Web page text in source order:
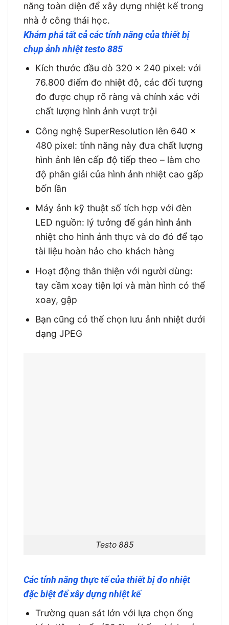
năng toàn diện để xây dựng nhiệt kế trong
nhà ở công thái học.
Khám phá tất cả các tính năng của thiết bị
chụp ảnh nhiệt testo 885
Kích thước đầu dò 320 x 240 pixel: với
76.800 điểm đo nhiệt độ, các đối tượng
đo được chụp rõ ràng và chính xác với
chất lượng hình ảnh vượt trội
Công nghệ SuperResolution lên 640 x
480 pixel: tính năng này đưa chất lượng
hình ảnh lên cấp độ tiếp theo – làm cho
độ phân giải của hình ảnh nhiệt cao gấp
bốn lần
Máy ảnh kỹ thuật số tích hợp với đèn
LED nguồn: lý tưởng để gán hình ảnh
nhiệt cho hình ảnh thực và do đó để tạo
tài liệu hoàn hảo cho khách hàng
Hoạt động thân thiện với người dùng:
tay cầm xoay tiện lợi và màn hình có thể
xoay, gập
Bạn cũng có thể chọn lưu ảnh nhiệt dưới
dạng JPEG
Testo 885
Các tính năng thực tế của thiết bị đo nhiệt
đặc biệt để xây dựng nhiệt kế
Trường quan sát lớn với lựa chọn ống